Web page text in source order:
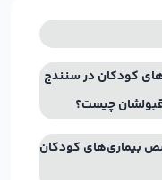
کودکان در سنندج
چیست؟
بیماری‌های کودکان